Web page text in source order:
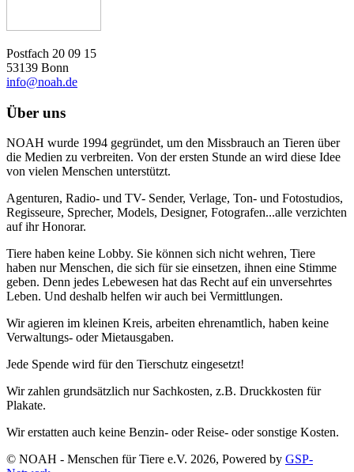
Postfach 20 09 15
53139 Bonn
info@noah.de
Über uns
NOAH wurde 1994 gegründet, um den Missbrauch an Tieren über
die Medien zu verbreiten. Von der ersten Stunde an wird diese Idee
von vielen Menschen unterstützt.
Agenturen, Radio- und TV- Sender, Verlage, Ton- und Fotostudios,
Regisseure, Sprecher, Models, Designer, Fotografen...alle verzichten
auf ihr Honorar.
Tiere haben keine Lobby. Sie können sich nicht wehren, Tiere
haben nur Menschen, die sich für sie einsetzen, ihnen eine Stimme
geben. Denn jedes Lebewesen hat das Recht auf ein unversehrtes
Leben. Und deshalb helfen wir auch bei Vermittlungen.
Wir agieren im kleinen Kreis, arbeiten ehrenamtlich, haben keine
Verwaltungs- oder Mietausgaben.
Jede Spende wird für den Tierschutz eingesetzt!
Wir zahlen grundsätzlich nur Sachkosten, z.B. Druckkosten für
Plakate.
Wir erstatten auch keine Benzin- oder Reise- oder sonstige Kosten.
© NOAH - Menschen für Tiere e.V. 2026, Powered by GSP-